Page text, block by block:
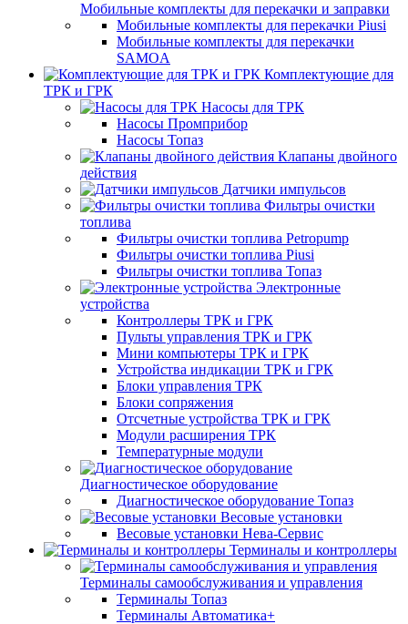
Мобильные комплекты для перекачки и заправки
Мобильные комплекты для перекачки Piusi
Мобильные комплекты для перекачки
SAMOA
Комплектующие для
ТРК и ГРК
Насосы для ТРК
Насосы Промприбор
Насосы Топаз
Клапаны двойного
действия
Датчики импульсов
Фильтры очистки
топлива
Фильтры очистки топлива Petropump
Фильтры очистки топлива Piusi
Фильтры очистки топлива Топаз
Электронные
устройства
Контроллеры ТРК и ГРК
Пульты управления ТРК и ГРК
Мини компьютеры ТРК и ГРК
Устройства индикации ТРК и ГРК
Блоки управления ТРК
Блоки сопряжения
Отсчетные устройства ТРК и ГРК
Модули расширения ТРК
Температурные модули
Диагностическое оборудование
Диагностическое оборудование Топаз
Весовые установки
Весовые установки Нева-Сервис
Терминалы и контроллеры
Терминалы самообслуживания и управления
Терминалы Топаз
Терминалы Автоматика+